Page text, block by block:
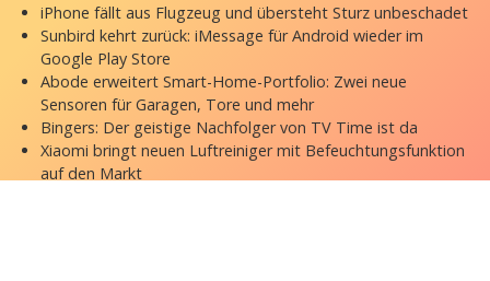
iPhone fällt aus Flugzeug und übersteht Sturz unbeschadet
Sunbird kehrt zurück: iMessage für Android wieder im
Google Play Store
Abode erweitert Smart-Home-Portfolio: Zwei neue
Sensoren für Garagen, Tore und mehr
Bingers: Der geistige Nachfolger von TV Time ist da
Xiaomi bringt neuen Luftreiniger mit Befeuchtungsfunktion
auf den Markt